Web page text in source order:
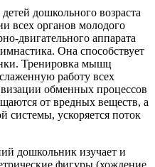
дошкольного возраста
всех органов молодого
двигательного аппарата
Она способствует
Тренировка мышц
работу всех
обменных процессов
от вредных веществ, а
системы, ускоряется поток
дошкольник изучает и